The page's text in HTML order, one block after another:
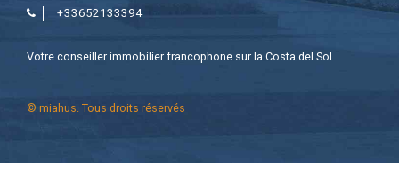
+33652133394
Votre conseiller immobilier francophone sur la Costa del Sol.
© miahus. Tous droits réservés